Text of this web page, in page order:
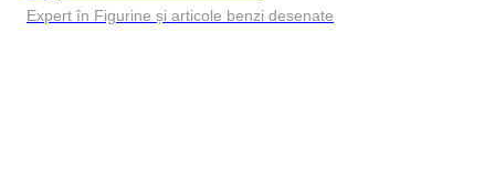
Expert în Figurine și articole benzi desenate